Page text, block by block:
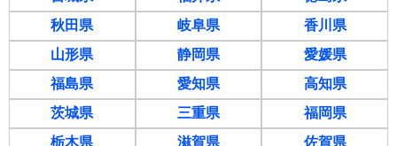
秋田県
山形県
福島県
茨城県
栃木県
岐阜県
静岡県
愛知県
三重県
滋賀県
香川県
愛媛県
高知県
福岡県
佐賀県